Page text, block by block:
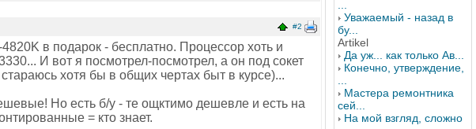
#2
в подарок - бесплатно. Процессор хоть и
И вот я посмотрел-посмотрел, а он под сокет
хотя бы в общих чертах быт в курсе)...
Но есть б/у - те ощктимо дешевле и есть на
= кто знает.
Уважаемый - назад в
бу...
Artikel
Да уж... как только Ав...
Конечно, утверждение,
Мастера ремонтника
сей...
На мой взгляд, сложно